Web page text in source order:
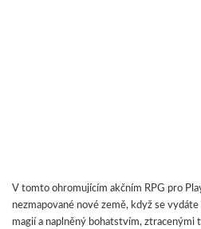
V tomto ohromujícím akčním RPG pro
nezmapované nové země, když se
magií a naplněný bohatstvím,